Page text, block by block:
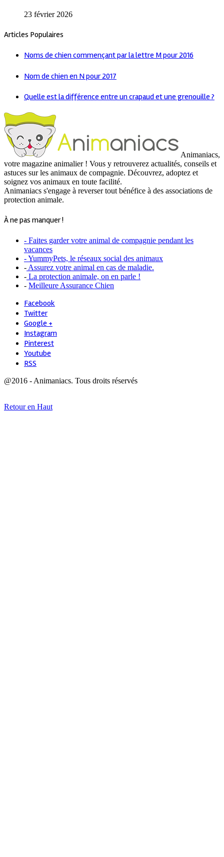
23 février 2026
Articles Populaires
Noms de chien commençant par la lettre M pour 2016
Nom de chien en N pour 2017
Quelle est la différence entre un crapaud et une grenouille ?
Animaniacs,
votre magazine animalier ! Vous y retrouverez actualités, conseils et
astuces sur les animaux de compagnie. Découvrez, adoptez et
soignez vos animaux en toute facilité.
Animaniacs s'engage à reverser tout bénéfice à des associations de
protection animale.
À ne pas manquer !
- Faites garder votre animal de compagnie pendant les
vacances
- YummyPets, le réseaux social des animaux
- Assurez votre animal en cas de maladie.
- La protection animale, on en parle !
- Meilleure Assurance Chien
Facebook
Twitter
Google +
Instagram
Pinterest
Youtube
RSS
@2016 - Animaniacs. Tous droits réservés
Retour en Haut